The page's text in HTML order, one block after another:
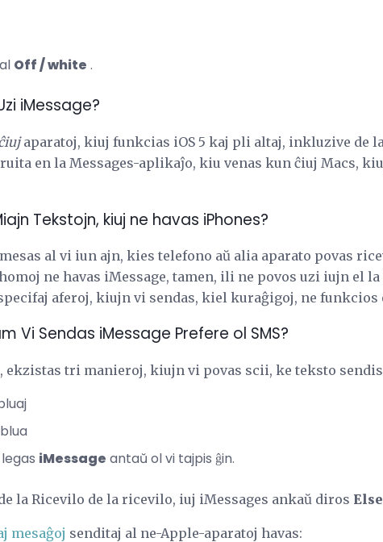
Off / white .
iMessage?
aparatoj, kiuj funkcias iOS 5 kaj pli altaj, inkluzive de
en la Messages-aplikaĵo, kiu venas kun ĉiuj Macs,
Tekstojn, kiuj ne havas iPhones?
al vi iun ajn, kies telefono aŭ alia aparato povas
ne havas iMessage, tamen, ili ne povos uzi iujn el
aferoj, kiujn vi sendas, kiel kuraĝigoj, ne funkcios
Vi Sendas iMessage Prefere ol SMS?
ekzistas tri manieroj, kiujn vi povas scii, ke teksto
iMessage antaŭ ol vi tajpis ĝin.
la Ricevilo de la ricevilo, iuj iMessages ankaŭ diros
mesaĝoj senditaj al ne-Apple-aparatoj havas: